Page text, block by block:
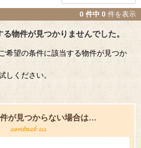
0 件中 0 件を表示
物件が見つかりませんでした。
希望の条件に該当する物件が見つか
しください。
が見つからない場合は…